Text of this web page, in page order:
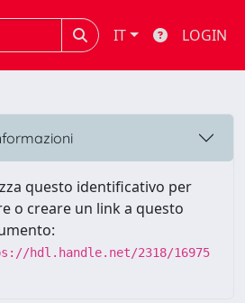
IT LOGIN
questo identificativo per
o creare un link a questo
hdl.handle.net/2318/16975